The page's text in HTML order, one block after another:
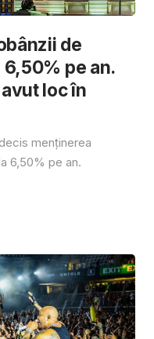
de
pe an.
loc în
menținerea
6,50% pe an.